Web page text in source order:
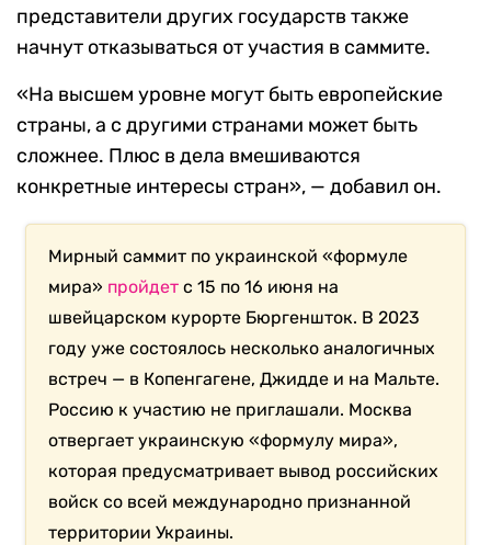
представители других государств также
начнут отказываться от участия в саммите.
«На высшем уровне могут быть европейские
страны, а с другими странами может быть
сложнее. Плюс в дела вмешиваются
конкретные интересы стран», — добавил он.
Мирный саммит по украинской «формуле
мира» пройдет с 15 по 16 июня на
швейцарском курорте Бюргеншток. В 2023
году уже состоялось несколько аналогичных
встреч — в Копенгагене, Джидде и на Мальте.
Россию к участию не приглашали. Москва
отвергает украинскую «формулу мира»,
которая предусматривает вывод российских
войск со всей международно признанной
территории Украины.